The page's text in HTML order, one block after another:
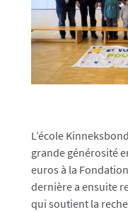
L’école
grande générosité
euros à la
dernière a ensuite
qui soutient la